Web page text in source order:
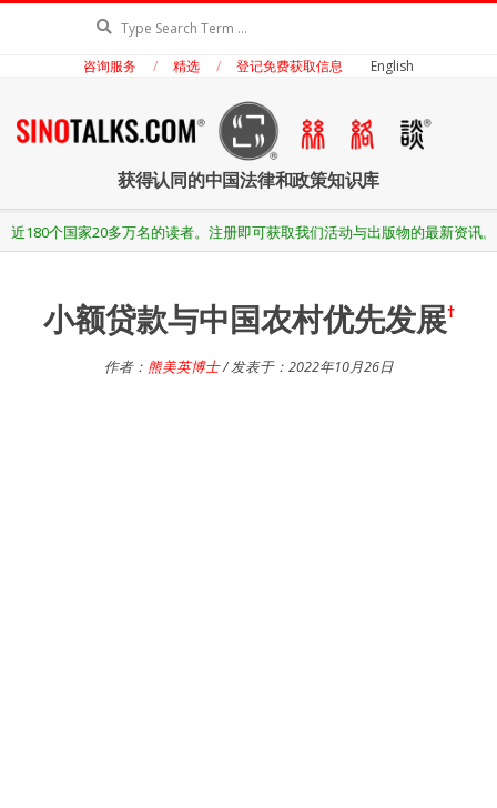
咨询服务 精选 登记免费获取信息 English
丝
络
谈
获得认同的中国法律和政策知识库
Secondary
Navigation
名的读者。注册即可获取我们活动与出版物的最新资讯。
小额贷款与中国农村优先发展†
作者： 熊美英博士/ 发表于：2022年10月26日